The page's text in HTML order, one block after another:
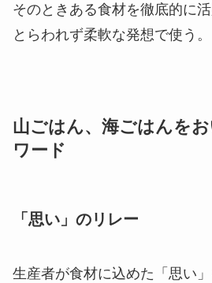
そのときある食材を徹底的に
とらわれず柔軟な発想で使う。
山ごはん、海ごはんを
ワード
「思い」のリレー
生産者が食材に込めた「思い